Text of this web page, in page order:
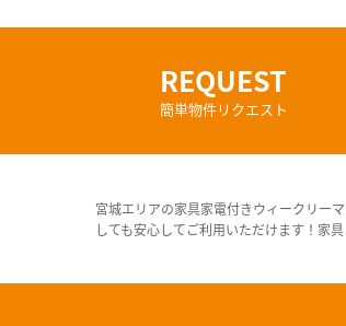
REQUEST
簡単物件リクエスト
宮城エリアの家具家電付きウィークリー
しても安心してご利用いただけます！家